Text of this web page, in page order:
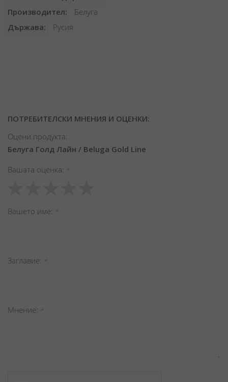
Производител
Белуга
Държава
Русия
ПОТРЕБИТЕЛСКИ МНЕНИЯ И ОЦЕНКИ:
Оцени продукта:
Белуга Голд Лайн / Beluga Gold Line
Вашата оценка
star
stars
stars
stars
stars
Вашето име
Заглавиe
Мнение